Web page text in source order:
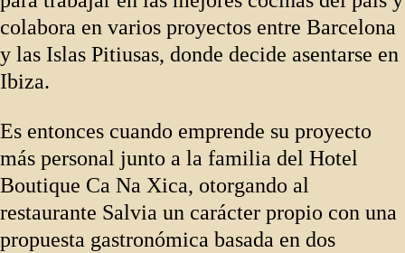
colabora en varios proyectos entre Barcelona
y las Islas Pitiusas, donde decide asentarse en
Ibiza.
Es entonces cuando emprende su proyecto
más personal junto a la familia del Hotel
Boutique Ca Na Xica, otorgando al
restaurante Salvia un carácter propio con una
propuesta gastronómica basada en dos